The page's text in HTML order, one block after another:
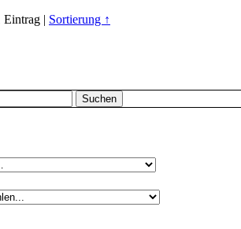
Eintrag | Sortierung ↑
Suchen